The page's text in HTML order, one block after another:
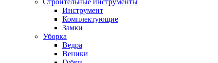
Строительные инструменты
Инструмент
Комплектующие
Замки
Уборка
Ведра
Веники